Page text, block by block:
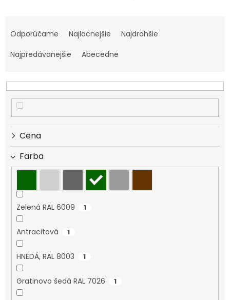
a
e
i
e
p
Odporúčame Najlacnejšie
Najdrahšie
Najpredávanejšie
Abecedne
Cena
Farba
Zelená RAL 6009 1
Antracitová 1
HNEDÁ, RAL 8003 1
Gratinovo šedá RAL 7026 1